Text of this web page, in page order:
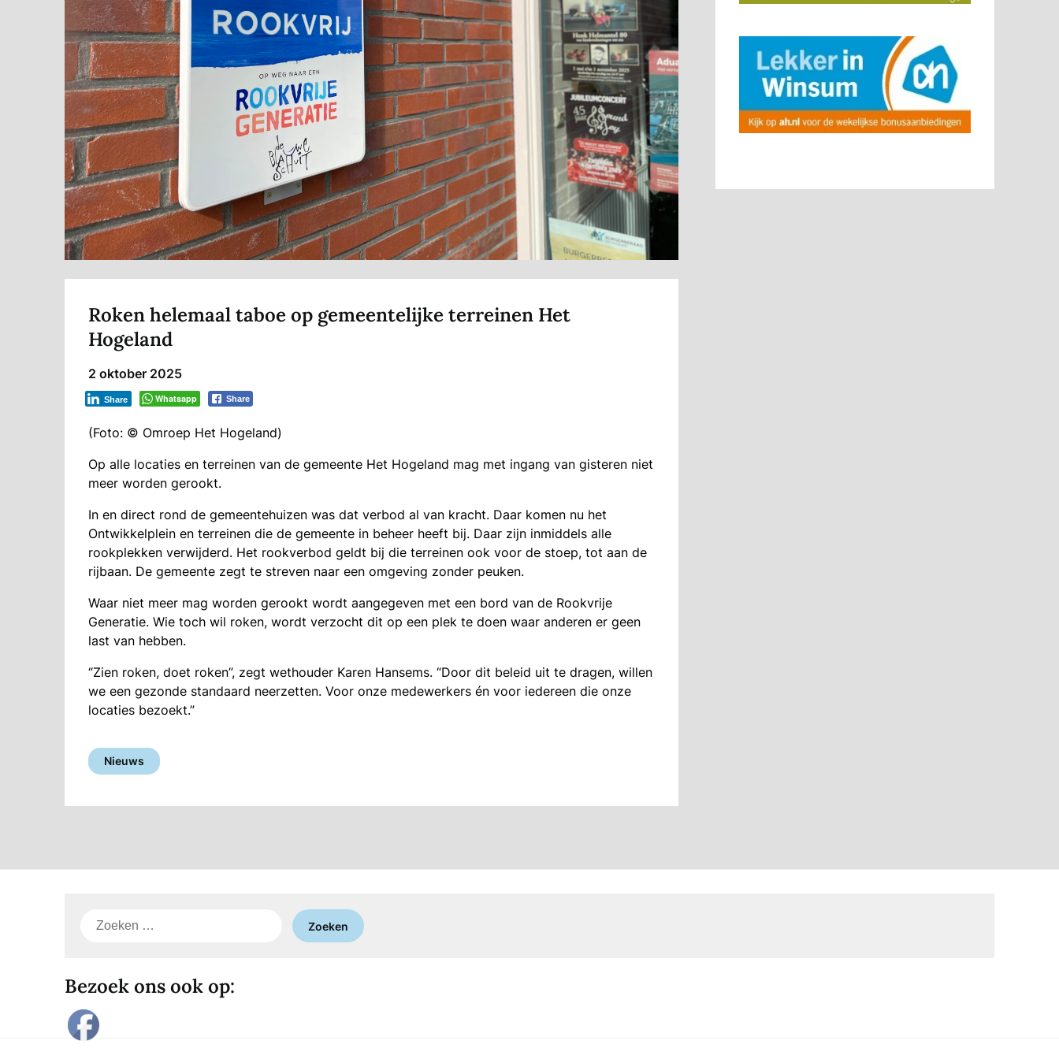
Roken helemaal taboe op gemeentelijke terreinen Het
Hogeland
2 oktober 2025
Whatsapp Share
Share
(Foto: © Omroep Het Hogeland)
Op alle locaties en terreinen van de gemeente Het Hogeland mag met ingang van gisteren niet
meer worden gerookt.
In en direct rond de gemeentehuizen was dat verbod al van kracht. Daar komen nu het
Ontwikkelplein en terreinen die de gemeente in beheer heeft bij. Daar zijn inmiddels alle
rookplekken verwijderd. Het rookverbod geldt bij die terreinen ook voor de stoep, tot aan de
rijbaan. De gemeente zegt te streven naar een omgeving zonder peuken.
Waar niet meer mag worden gerookt wordt aangegeven met een bord van de Rookvrije
Generatie. Wie toch wil roken, wordt verzocht dit op een plek te doen waar anderen er geen
last van hebben.
“Zien roken, doet roken”, zegt wethouder Karen Hansems. “Door dit beleid uit te dragen, willen
we een gezonde standaard neerzetten. Voor onze medewerkers én voor iedereen die onze
locaties bezoekt.”
Nieuws
Zoeken
Bezoek ons ook op: